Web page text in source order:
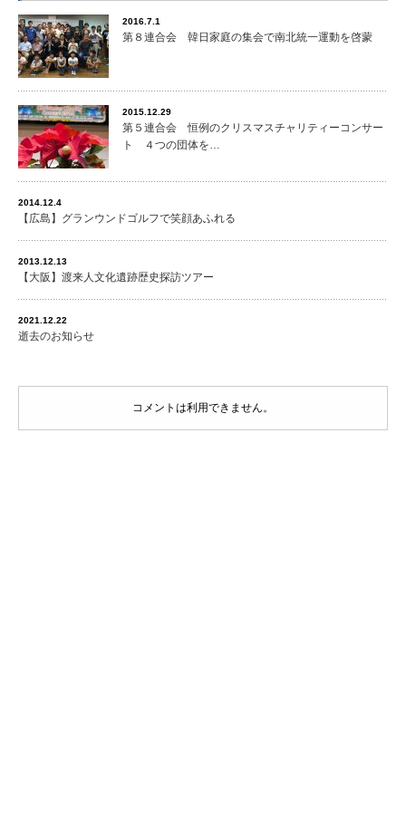
2016.7.1
第８連合会 韓日家庭の集会で南北統一運動を啓蒙
2015.12.29
第５連合会 恒例のクリスマスチャリティーコンサー
ト ４つの団体を…
2014.12.4
【広島】グランウンドゴルフで笑顔あふれる
2013.12.13
【大阪】渡来人文化遺跡歴史探訪ツアー
2021.12.22
逝去のお知らせ
コメントは利用できません。